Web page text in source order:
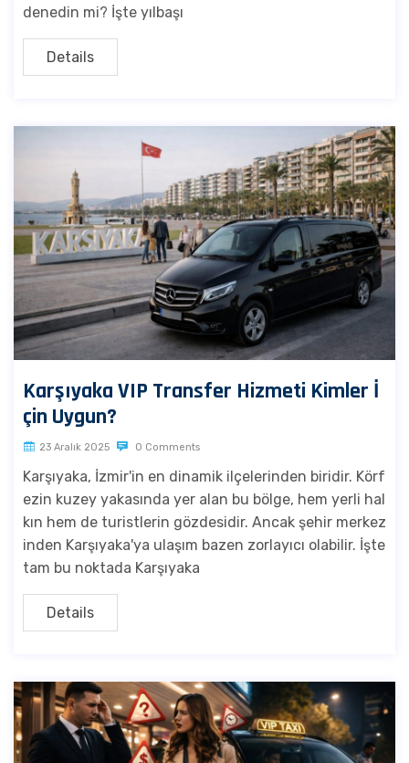
denedin mi? İşte yılbaşı
Details
Karşıyaka VIP Transfer Hizmeti Kimler İ
çin Uygun?
23 Aralık 2025 0 Comments
Karşıyaka, İzmir'in en dinamik ilçelerinden biridir. Körf
ezin kuzey yakasında yer alan bu bölge, hem yerli hal
kın hem de turistlerin gözdesidir. Ancak şehir merkez
inden Karşıyaka'ya ulaşım bazen zorlayıcı olabilir. İşte
tam bu noktada Karşıyaka
Details